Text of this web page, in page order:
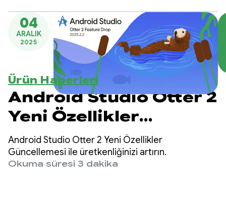
aracılığıyla
deneyimler
Android uygulamaları oluşturmanıza yardımcı
olması için yapay zekayı kullanma konusunda daha
fazla esneklik ve kontrol sağlar.
04
ARALIK
2025
Ürün Haberleri
Android Studio Otter 2
Yeni Özellikler
Güncellemesi kararlı
sürüme geçti
Android Studio Otter 2 Yeni Özellikler
Güncellemesi ile üretkenliğinizi artırın.
Okuma süresi 3 dakika